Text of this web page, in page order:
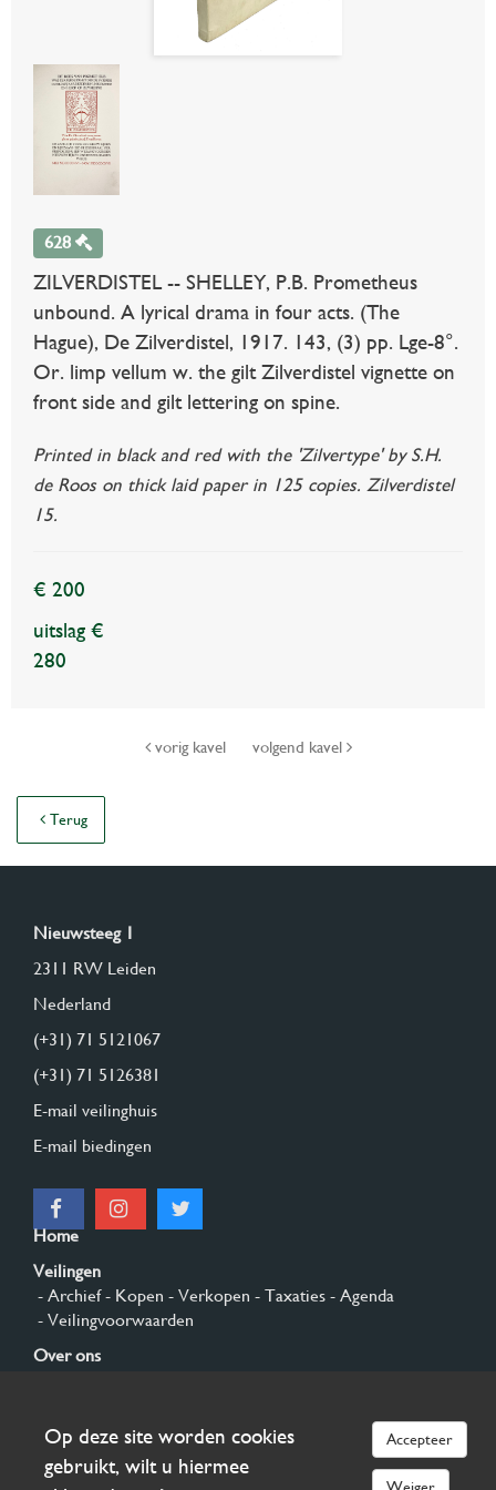
628
ZILVERDISTEL -- SHELLEY, P.B. Prometheus
unbound. A lyrical drama in four acts. (The
Hague), De Zilverdistel, 1917. 143, (3) pp. Lge-8°.
Or. limp vellum w. the gilt Zilverdistel vignette on
front side and gilt lettering on spine.
Printed in black and red with the 'Zilvertype' by S.H.
de Roos on thick laid paper in 125 copies. Zilverdistel
15.
€ 200
uitslag €
280
vorig kavel volgend kavel
Terug
Nieuwsteeg 1
2311 RW Leiden
Nederland
(+31) 71 5121067
(+31) 71 5126381
E-mail veilinghuis
E-mail biedingen
Home
Veilingen
- Archief- Kopen - Verkopen - Taxaties - Agenda
- Veilingvoorwaarden
Over ons
Aanmelden
Op deze site worden cookies
gebruikt, wilt u hiermee
Accepteer